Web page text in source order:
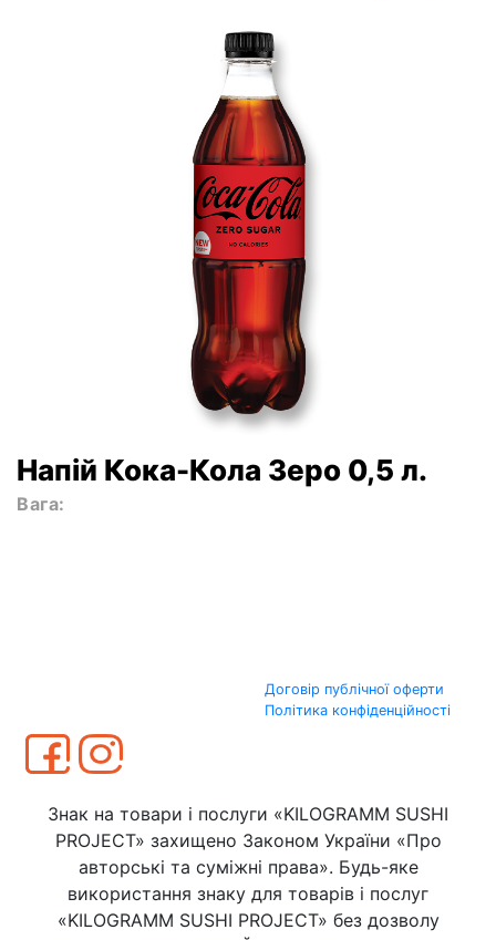
Напій Кока-Кола Зеро 0,5 л.
Вага:
Договір публічної оферти
Політика конфіденційності
Знак на товари і послуги «KILOGRAMM SUSHI
PROJECT» захищено Законом України «Про
авторські та суміжні права». Будь-яке
використання знаку для товарів і послуг
«KILOGRAMM SUSHI PROJECT» без дозволу